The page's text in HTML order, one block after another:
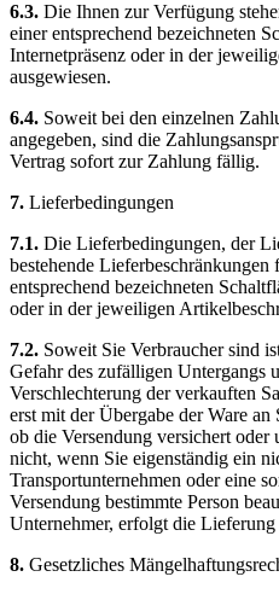
6.3. Die Ihnen zur Verfügung
einer entsprechend bezeichneten
Internetpräsenz oder in der
ausgewiesen.
6.4. Soweit bei den einzelnen
angegeben, sind die
Vertrag sofort zur Zahlung fällig.
7. Lieferbedingungen
7.1. Die Lieferbedingungen, der
bestehende Lieferbeschränkungen
entsprechend bezeichneten
oder in der jeweiligen
7.2. Soweit Sie Verbraucher sind
Gefahr des zufälligen Untergangs
Verschlechterung der verkauften
erst mit der Übergabe der Ware
ob die Versendung versichert
nicht, wenn Sie eigenständig ein
Transportunternehmen oder eine
Versendung bestimmte Person
Unternehmer, erfolgt die
8. Gesetzliches